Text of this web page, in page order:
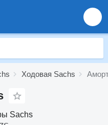
Ходовая Sachs
Sachs